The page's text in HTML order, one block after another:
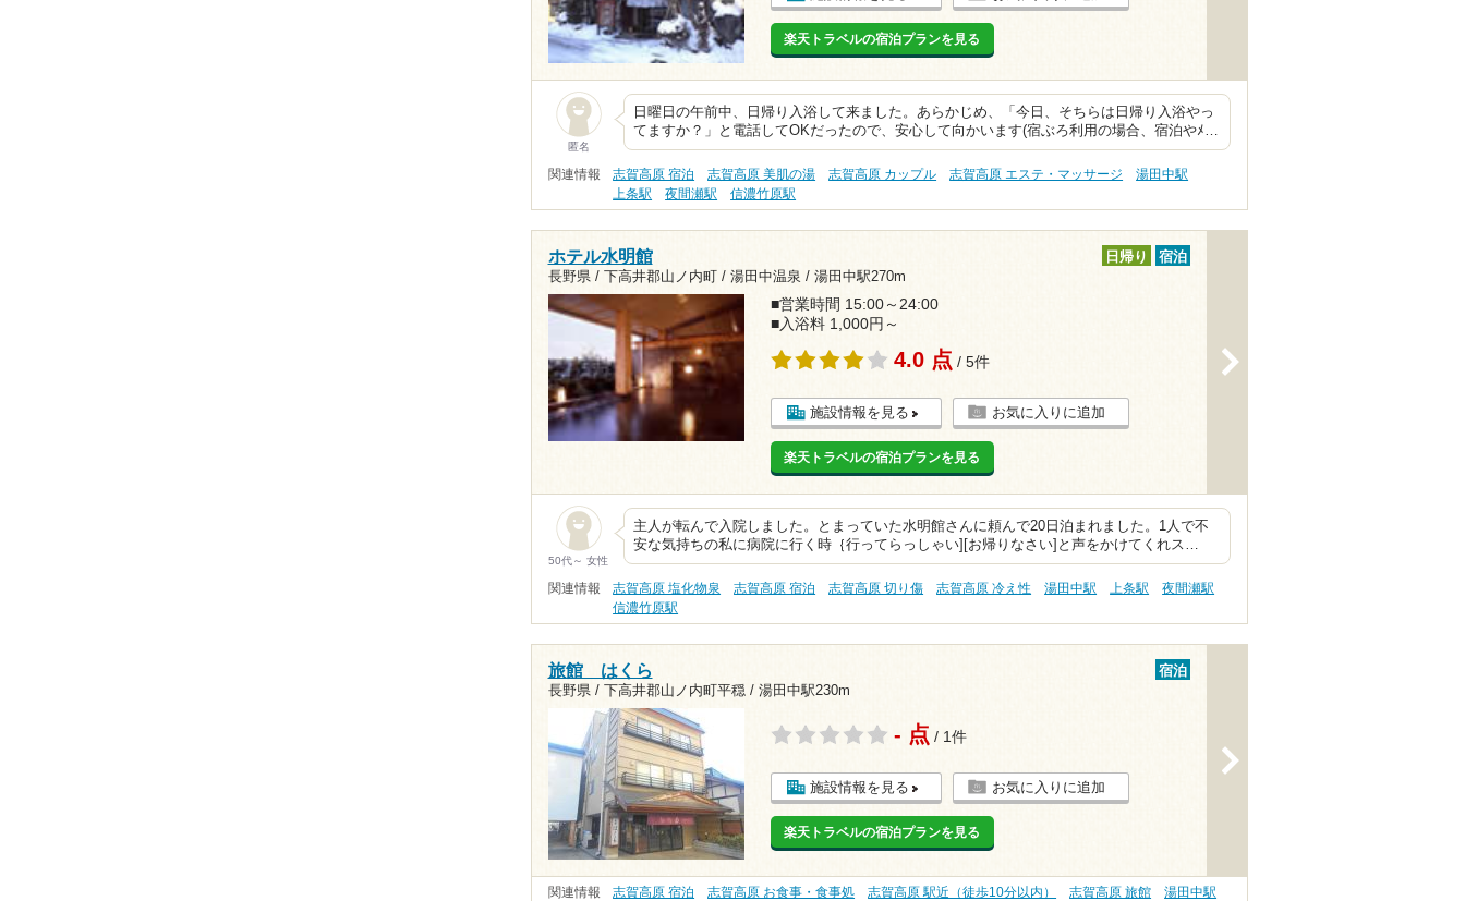
楽天トラベルの宿泊プランを見る
匿名
日曜日の午前中、日帰り入浴して来ました。あらかじめ、「今日、そちらは日帰り入浴やっ
てますか？」と電話してOKだったので、安心して向かいます(宿ぶろ利用の場合、宿泊やﾒ…
関連情報 志賀高原 宿泊 志賀高原 美肌の湯 志賀高原 カップル 志賀高原 エステ・マッサージ
湯田中駅
上条駅
夜間瀬駅 信濃竹原駅
ホテル水明館
長野県 / 下高井郡山ノ内町 / 湯田中温泉 / 湯田中駅270m
日帰り 宿泊
■営業時間 15:00～24:00
■入浴料 1,000円～
4.0 点 / 5件
施設情報を見る お気に入りに追加
楽天トラベルの宿泊プランを見る
50代～ 女性
主人が転んで入院しました。とまっていた水明館さんに頼んで20日泊まれました。1人で不
安な気持ちの私に病院に行く時｛行ってらっしゃい][お帰りなさい]と声をかけてくれス…
関連情報 志賀高原 塩化物泉 志賀高原 宿泊 志賀高原 切り傷 志賀高原 冷え性 湯田中駅 上条駅
夜間瀬駅
信濃竹原駅
旅館 はくら
長野県 / 下高井郡山ノ内町平穏 / 湯田中駅230m
宿泊
- 点 / 1件
施設情報を見る お気に入りに追加
楽天トラベルの宿泊プランを見る
関連情報 志賀高原 宿泊 志賀高原 お食事・食事処 志賀高原 駅近（徒歩10分以内） 志賀高原 旅館
湯田中駅